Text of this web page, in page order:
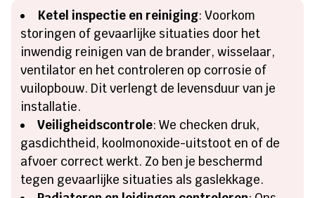
Ketel inspectie en reiniging: Voorkom
storingen of gevaarlijke situaties door het
inwendig reinigen van de brander, wisselaar,
ventilator en het controleren op corrosie of
vuilopbouw. Dit verlengt de levensduur van je
installatie.
Veiligheidscontrole: We checken druk,
gasdichtheid, koolmonoxide-uitstoot en of de
afvoer correct werkt. Zo ben je beschermd
tegen gevaarlijke situaties als gaslekkage.